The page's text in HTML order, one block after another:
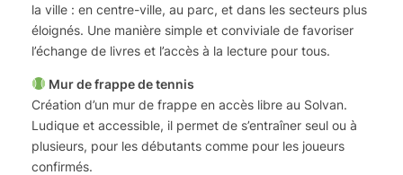
la ville : en centre-ville, au parc, et dans les secteurs plus
éloignés. Une manière simple et conviviale de favoriser
l’échange de livres et l’accès à la lecture pour tous.
Mur de frappe de tennis
Création d’un mur de frappe en accès libre au Solvan.
Ludique et accessible, il permet de s’entraîner seul ou à
plusieurs, pour les débutants comme pour les joueurs
confirmés.